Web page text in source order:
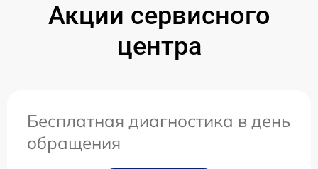
Акции сервисного
центра
Бесплатная диагностика в день
обращения